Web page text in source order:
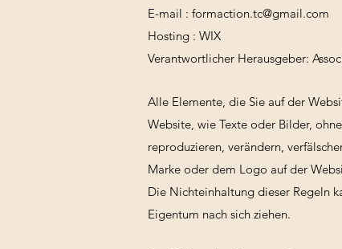
E-mail : formaction.tc@gmail.com
Hosting : WIX
Verantwortlicher Herausgeber:
Alle Elemente, die Sie auf der
Website, wie Texte oder Bilder,
reproduzieren, verändern,
Marke oder dem Logo auf der
Die Nichteinhaltung dieser Regeln
Eigentum nach sich ziehen.